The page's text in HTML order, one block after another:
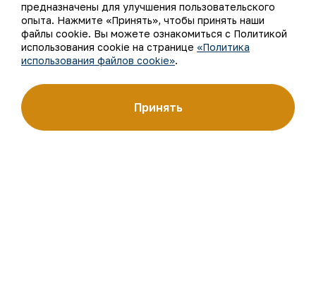
Наша деятельность
Устойчивое развитие
Пресс-центр
Карта сайта
Условия использования
Открытые данные
предназначены для улучшения пользовательского
опыта. Нажмите «Принять», чтобы принять наши
файлы cookie. Вы можете ознакомиться с Политикой
использования cookie на странице «Политика
использования файлов cookie».
Принять